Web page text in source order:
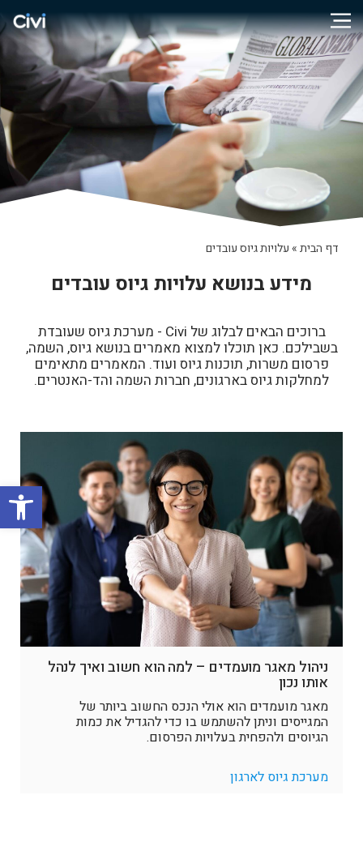
דף הבית» עלויות גיוס עובדים
מידע בנושא עלויות גיוס עובדים
ברוכים הבאים לבלוג של Civi - מערכת גיוס שעובדת
בשבילכם. כאן תוכלו למצוא מאמרים בנושא גיוס, השמה,
פרסום משרות, תוכנות גיוס ועוד. המאמרים מתאימים
למחלקות גיוס בארגונים, חברות השמה והד-האנטרים.
ניהול מאגר מועמדים – למה הוא חשוב ואיך לנהל
אותו נכון
מאגר מועמדים הוא אולי הנכס החשוב ביותר של
המגייסים וניתן להשתמש בו כדי להגדיל את כמות
הגיוסים ולהפחית בעלויות הפרסום.
מערכת גיוס לארגון
פתח